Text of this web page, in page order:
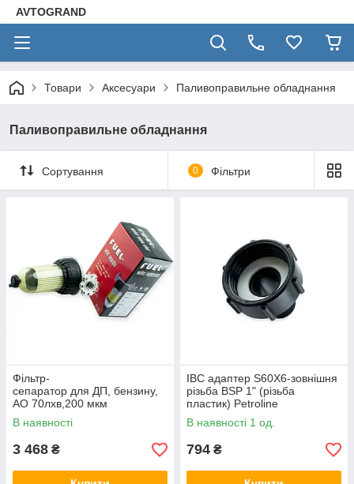
AVTOGRAND
Товари Аксесуари Паливоправильне обладнання
Паливоправильне обладнання
Сортування 0 Фільтри
Фільтр-
сепаратор для ДП, бензину,
АО 70лхв,200 мкм
В наявності
3 468 ₴
IBC адаптер S60X6-зовнішня
різьба BSP 1" (різьба
пластик) Petroline
В наявності 1 од.
794 ₴